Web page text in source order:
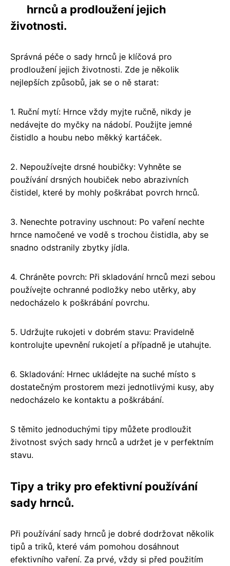
hrnců a prodloužení jejich
životnosti.
Správná péče o sady hrnců je klíčová pro
prodloužení jejich životnosti. Zde je několik
nejlepších způsobů, jak se o ně starat:
1. Ruční mytí: Hrnce vždy myjte ručně, nikdy je
nedávejte do myčky na nádobí. Použijte jemné
čistidlo a houbu nebo měkký kartáček.
2. Nepoužívejte drsné houbičky: Vyhněte se
používání drsných houbiček nebo abrazivních
čistidel, které by mohly poškrábat povrch hrnců.
3. Nenechte potraviny uschnout: Po vaření nechte
hrnce namočené ve vodě s trochou čistidla, aby se
snadno odstranily zbytky jídla.
4. Chráněte povrch: Při skladování hrnců mezi sebou
používejte ochranné podložky nebo utěrky, aby
nedocházelo k poškrábání povrchu.
5. Udržujte rukojeti v dobrém stavu: Pravidelně
kontrolujte upevnění rukojetí a případně je utahujte.
6. Skladování: Hrnec ukládejte na suché místo s
dostatečným prostorem mezi jednotlivými kusy, aby
nedocházelo ke kontaktu a poškrábání.
S těmito jednoduchými tipy můžete prodloužit
životnost svých sady hrnců a udržet je v perfektním
stavu.
Tipy a triky pro efektivní používání
sady hrnců.
Při používání sady hrnců je dobré dodržovat několik
tipů a triků, které vám pomohou dosáhnout
efektivního vaření. Za prvé, vždy si před použitím